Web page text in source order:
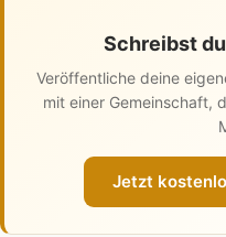
Schreibst
Veröffentliche deine
mit einer Gemeinschaft,
Jetzt